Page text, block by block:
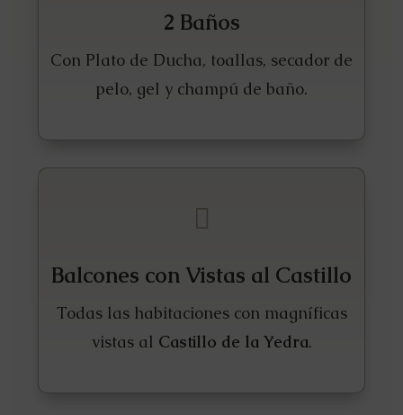
2 Baños
Con Plato de Ducha, toallas, secador de
pelo, gel y champú de baño.

Balcones con Vistas al Castillo
Todas las habitaciones con magníficas
vistas al Castillo de la Yedra.